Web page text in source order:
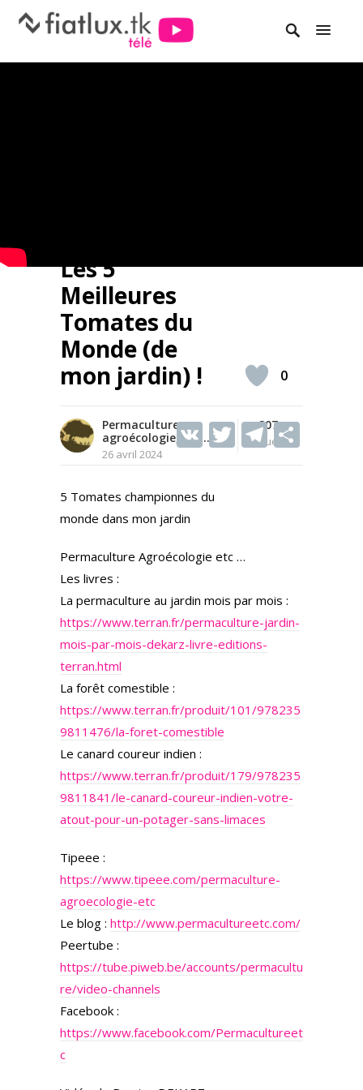
Les 5
Meilleures
Tomates du
Monde (de
mon jardin) !
Permaculture,
agroécologie, etc...
26 avril 2024
307
Vues
V T T
0
5 Tomates championnes du
monde dans mon jardin
Permaculture Agroécologie etc …
Les livres :
La permaculture au jardin mois par mois :
https://www.terran.fr/permaculture-jardin-
mois-par-mois-dekarz-livre-editions-
terran.html
La forêt comestible :
https://www.terran.fr/produit/101/978235
9811476/la-foret-comestible
Le canard coureur indien :
https://www.terran.fr/produit/179/978235
9811841/le-canard-coureur-indien-votre-
atout-pour-un-potager-sans-limaces
Tipeee :
https://www.tipeee.com/permaculture-
agroecologie-etc
Le blog : http://www.permacultureetc.com/
Peertube :
https://tube.piweb.be/accounts/permacultu
re/video-channels
Facebook :
https://www.facebook.com/Permacultureet
c